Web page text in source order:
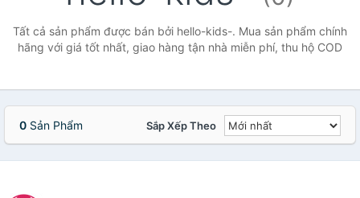
Waterproof
Mascara
The Face
Tất cả sản phẩm được bán bởi hello-kids-. Mua sản phẩm chính
hãng với giá tốt nhất, giao hàng tận nhà miễn phí, thu hộ COD
0 Sản Phẩm Sắp Xếp Theo